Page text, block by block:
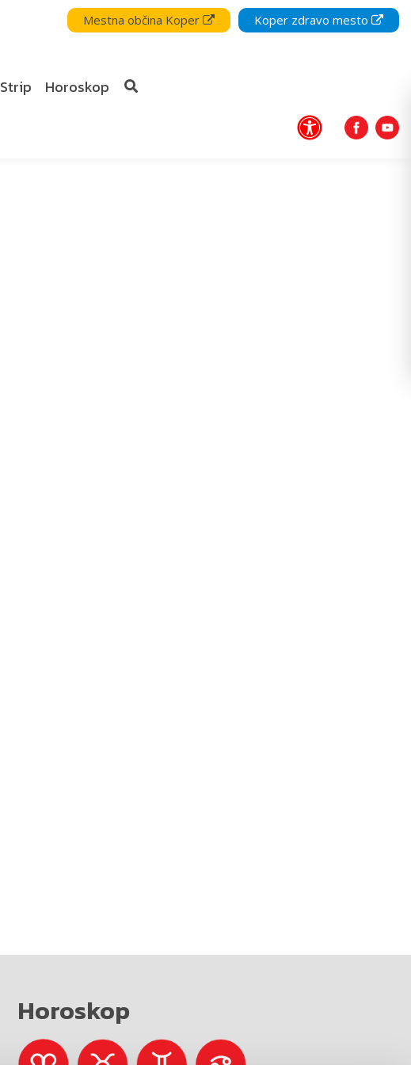
Mestna občina Koper Koper zdravo mesto
Strip Horoskop
Horoskop